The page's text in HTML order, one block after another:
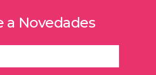
a Novedades